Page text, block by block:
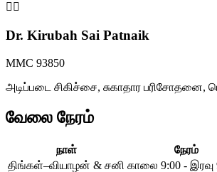
👩‍⚕️
Dr. Kirubah Sai Patnaik
MMC 93850
அடிப்படை சிகிச்சை, சுகாதார
வேலை நேரம்
நாள்
நேரம்
திங்கள்–வியாழன் & சனி காலை 9:00 - இரவு